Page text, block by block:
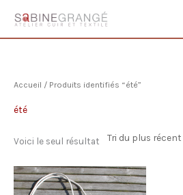
contenu
Accueil / Produits identifiés “été”
été
Voici le seul résultat